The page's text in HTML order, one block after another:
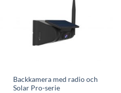
Backkamera med radio och
Solar Pro-serie